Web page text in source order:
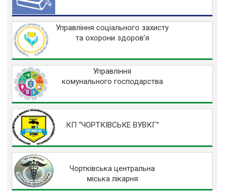
Управління соціального захисту
та охорони здоров’я
Управління
комунального господарства
КП “ЧОРТКІВСЬКЕ ВУВКГ”
Чортківська центральна
міська лікарня